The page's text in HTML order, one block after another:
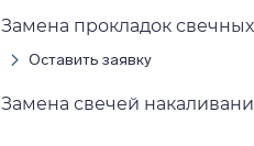
Замена прокладок
Оставить заявку
Замена свечей